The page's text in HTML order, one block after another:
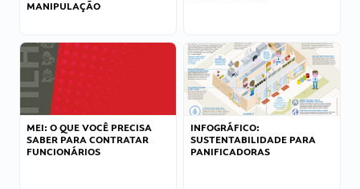
MANIPULAÇÃO
MEI: O QUE VOCÊ PRECISA
SABER PARA CONTRATAR
FUNCIONÁRIOS
INFOGRÁFICO:
SUSTENTABILIDADE PARA
PANIFICADORAS